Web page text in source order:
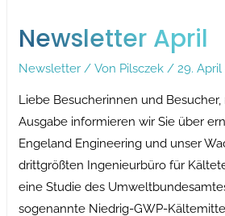
Newsletter April
Newsletter / Von Pilsczek / 29. April
Liebe Besucherinnen und
Ausgabe informieren wir Sie über
Engeland Engineering und unser
drittgrößten Ingenieurbüro für
eine Studie des
sogenannte Niedrig-GWP-